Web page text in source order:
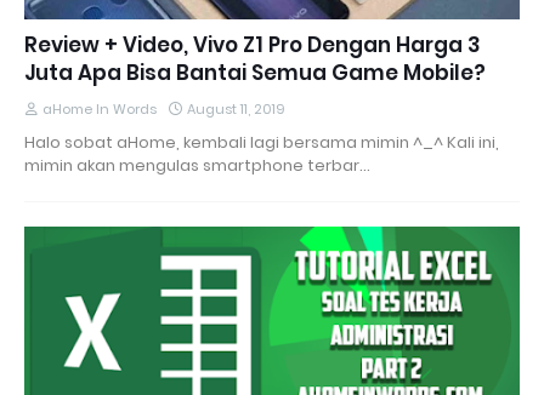
Review + Video, Vivo Z1 Pro Dengan Harga 3
Juta Apa Bisa Bantai Semua Game Mobile?
aHome In Words August 11, 2019
Halo sobat aHome, kembali lagi bersama mimin ^_^ Kali ini,
mimin akan mengulas smartphone terbar…